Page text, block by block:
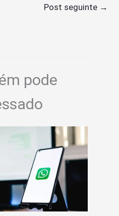
Post seguinte →
pode